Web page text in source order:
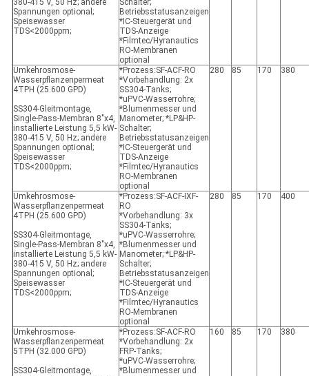
380-415 V, 50 Hz; andere
Spannungen optional;
Speisewasser
TDS<2000ppm;
Schalter;
Betriebsstatusanzeigen
*IC-Steuergerät und
TDS-Anzeige
*Filmtec/Hyranautics
RO-Membranen
optional
Umkehrosmose-
Wasserpflanzenpermeat
4TPH (25.600 GPD)
SS304-Gleitmontage,
Single-Pass-Membran 8"x4,
installierte Leistung 5,5 kW-
380-415 V, 50 Hz; andere
Spannungen optional;
Speisewasser
TDS<2000ppm;
*Prozess:SF-ACF-RO
*Vorbehandlung: 2x
SS304-Tanks;
*uPVC-Wasserrohre;
*Blumenmesser und
Manometer; *LP&HP-
Schalter;
Betriebsstatusanzeigen
*IC-Steuergerät und
TDS-Anzeige
*Filmtec/Hyranautics
RO-Membranen
optional
280 85 170 380
Umkehrosmose-
Wasserpflanzenpermeat
4TPH (25.600 GPD)
SS304-Gleitmontage,
Single-Pass-Membran 8"x4,
installierte Leistung 5,5 kW-
380-415 V, 50 Hz; andere
Spannungen optional;
Speisewasser
TDS<2000ppm;
*Prozess:SF-ACF-IXF-
RO
*Vorbehandlung: 3x
SS304-Tanks;
*uPVC-Wasserrohre;
*Blumenmesser und
Manometer; *LP&HP-
Schalter;
Betriebsstatusanzeigen
*IC-Steuergerät und
TDS-Anzeige
*Filmtec/Hyranautics
RO-Membranen
optional
280 85 170 400
Umkehrosmose-
Wasserpflanzenpermeat
5TPH (32.000 GPD)
SS304-Gleitmontage,
*Prozess:SF-ACF-RO
*Vorbehandlung: 2x
FRP-Tanks;
*uPVC-Wasserrohre;
*Blumenmesser und
160 85 170 380